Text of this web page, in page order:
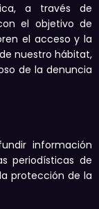
a través de
el objetivo de
el acceso y la
nuestro hábitat,
de la denuncia
información
periodísticas de
protección de la